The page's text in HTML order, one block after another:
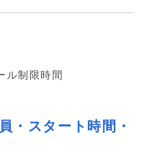
限時間
・スタート時間・